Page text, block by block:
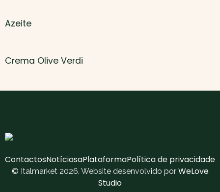
Azeite
Crema Olive Verdi
ContactosNotíciasaPlataformaPolítica de privacidade
© Italmarket 2026. Website desenvolvido por WeLove
Studio